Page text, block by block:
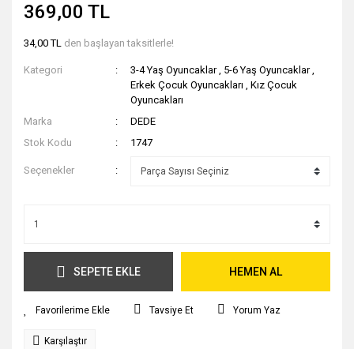
369,00 TL
34,00 TL den başlayan taksitlerle!
Kategori 3-4 Yaş Oyuncaklar , 5-6 Yaş Oyuncaklar ,
Erkek Çocuk Oyuncakları ,Kız Çocuk
Oyuncakları
Marka
DEDE
Stok Kodu
1747
Seçenekler
SEPETE EKLE HEMEN AL
Tavsiye Et Yorum Yaz
Karşılaştır